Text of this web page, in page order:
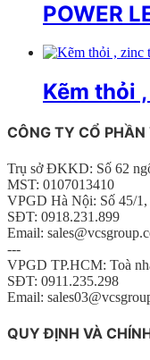
POWER
Kẽm thỏi
CÔNG TY CỔ
Trụ sở ĐKKD: Số 62
MST: 0107013410
VPGD Hà Nội: Số 45/
SĐT: 0918.231.899
Email:
---
VPGD TP.HCM: Toà
SĐT: 0911.235.298
Email:
QUY ĐỊNH VÀ